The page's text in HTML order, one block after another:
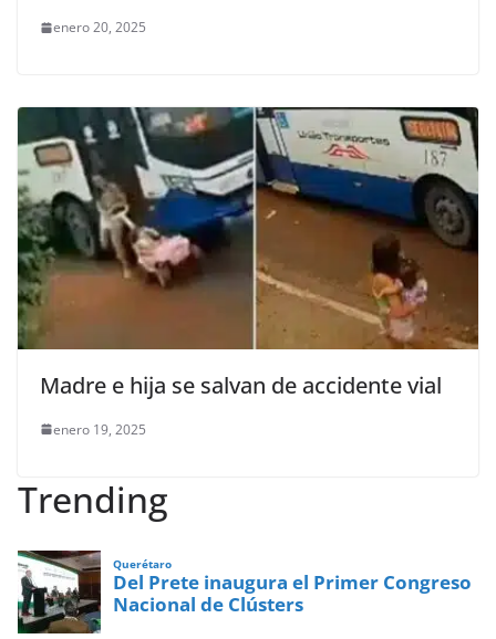
enero 20, 2025
Madre e hija se salvan de accidente vial
enero 19, 2025
Trending
Querétaro
Del Prete inaugura el Primer Congreso
Nacional de Clústers